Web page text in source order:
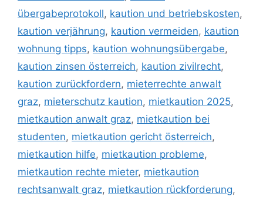
übergabeprotokoll, kaution und betriebskosten,
kaution verjährung, kaution vermeiden, kaution
wohnung tipps, kaution wohnungsübergabe,
kaution zinsen österreich, kaution zivilrecht,
kaution zurückfordern, mieterrechte anwalt
graz, mieterschutz kaution, mietkaution 2025,
mietkaution anwalt graz, mietkaution bei
studenten, mietkaution gericht österreich,
mietkaution hilfe, mietkaution probleme,
mietkaution rechte mieter, mietkaution
rechtsanwalt graz, mietkaution rückforderung,